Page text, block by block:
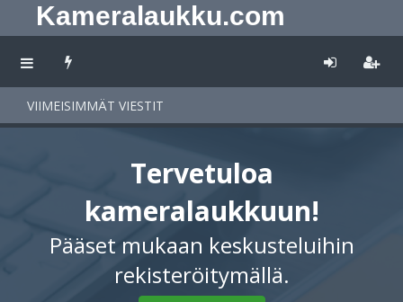
Kameralaukku.com
VIIMEISIMMÄT VIESTIT
Tervetuloa
kameralaukkuun!
Pääset mukaan keskusteluihin
rekisteröitymällä.